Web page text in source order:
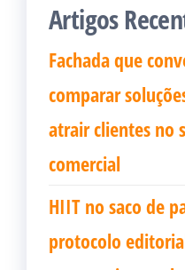
Artigos
Fachada que
comparar
atrair clientes no
comercial
HIIT no saco de
protocolo